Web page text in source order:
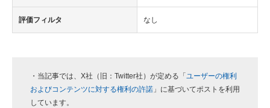
評価フィルタ なし
・当記事では、X社（旧：Twitter社）が定める「 ユーザーの権利
およびコンテンツに対する権利の許諾 」に基づいてポストを利用
しています。